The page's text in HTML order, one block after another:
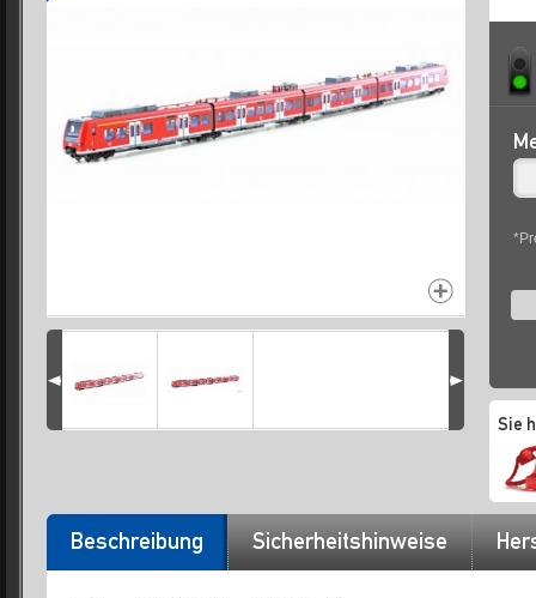
Sie
Beschreibung Sicherheitshinweise